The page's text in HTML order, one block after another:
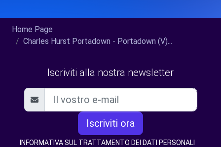
Home Page
Charles Hurst Portadown - Portadown (V)...
Iscriviti alla nostra newsletter
Iscriviti ora
INFORMATIVA SUL TRATTAMENTO DEI DATI PERSONALI